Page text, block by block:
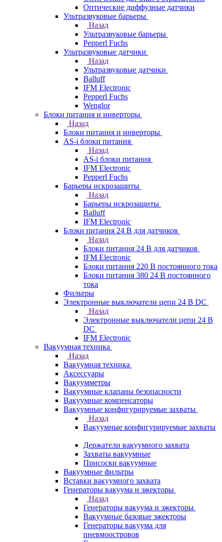
Оптические диффузные датчики
Ультразвуковые барьеры
Назад
Ультразвуковые барьеры
Pepperl Fuchs
Ультразвуковые датчики
Назад
Ультразвуковые датчики
Balluff
IFM Electronic
Pepperl Fuchs
Wenglor
Блоки питания и инверторы
Назад
Блоки питания и инверторы
AS-i блоки питания
Назад
AS-i блоки питания
IFM Electronic
Pepperl Fuchs
Барьеры искрозащиты
Назад
Барьеры искрозащиты
Balluff
IFM Electronic
Блоки питания 24 В для датчиков
Назад
Блоки питания 24 В для датчиков
IFM Electronic
Блоки питания 220 В постоянного тока
Блоки питания 380 24 В постоянного
тока
Фильтры
Электронные выключатели цепи 24 В DC
Назад
Электронные выключатели цепи 24 В
DC
IFM Electronic
Вакуумная техника
Назад
Вакуумная техника
Аксессуары
Вакуумметры
Вакуумные клапаны безопасности
Вакуумные компенсаторы
Вакуумные конфигурируемые захваты
Назад
Вакуумные конфигурируемые захваты
Держатели вакуумного захвата
Захваты вакуумные
Присоски вакуумные
Вакуумные фильтры
Вставки вакуумного захвата
Генераторы вакуума и эжекторы
Назад
Генераторы вакуума и эжекторы
Вакуумные базовые эжекторы
Генераторы вакуума для
пневмоостровов